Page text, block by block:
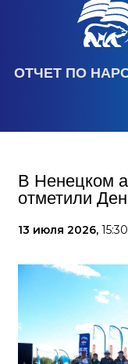
ОТЧЕТ ПО
В Ненецком
отметили
13 июля 2026, 15:30